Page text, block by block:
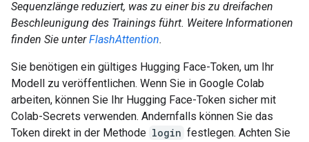
Sequenzlänge reduziert, was zu einer bis zu dreifachen
Beschleunigung des Trainings führt. Weitere Informationen
finden Sie unterFlashAttention.
Sie benötigen ein gültiges Hugging Face-Token, um Ihr
Modell zu veröffentlichen. Wenn Sie in Google Colab
arbeiten, können Sie Ihr Hugging Face-Token sicher mit
Colab-Secrets verwenden. Andernfalls können Sie das
Token direkt in der Methode login festlegen. Achten Sie